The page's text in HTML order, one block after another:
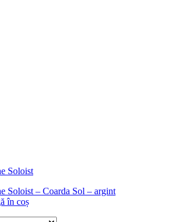
Soloist
Soloist – Coarda Sol – argint
în coș